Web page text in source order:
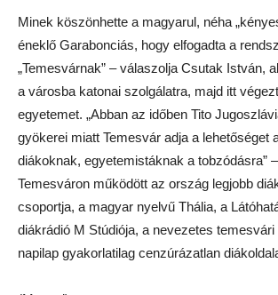
Minek köszönhette a magyarul, néha
éneklő Garabonciás, hogy elfogadta a
„Temesvárnak” – válaszolja Csutak István,
a városba katonai szolgálatra, majd itt
egyetemet. „Abban az időben Tito
gyökerei miatt Temesvár adja a lehetőséget
diákoknak, egyetemistáknak a tobzódásra”
Temesváron működött az ország legjobb
csoportja, a magyar nyelvű Thália, a
diákrádió M Stúdiója, a nevezetes
napilap gyakorlatilag cenzúrázatlan